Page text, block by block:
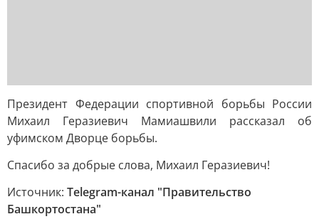
Президент Федерации спортивной борьбы России
Михаил Геразиевич Мамиашвили рассказал об
уфимском Дворце борьбы.
Спасибо за добрые слова, Михаил Геразиевич!
Источник: Telegram-канал "Правительство
Башкортостана"